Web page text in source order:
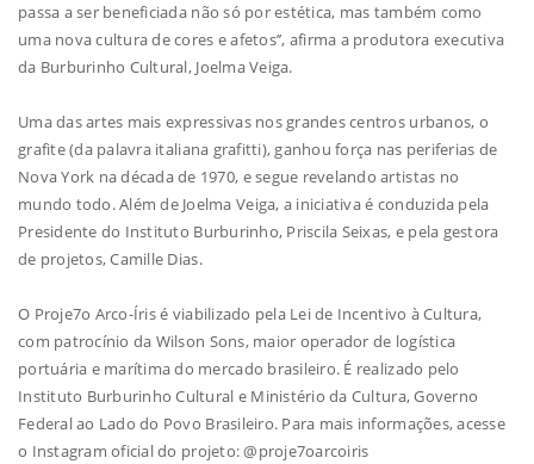
passa a ser beneficiada não só por estética, mas também como
uma nova cultura de cores e afetos’’, afirma a produtora executiva
da Burburinho Cultural, Joelma Veiga.
Uma das artes mais expressivas nos grandes centros urbanos, o
grafite (da palavra italiana grafitti), ganhou força nas periferias de
Nova York na década de 1970, e segue revelando artistas no
mundo todo. Além de Joelma Veiga, a iniciativa é conduzida pela
Presidente do Instituto Burburinho, Priscila Seixas, e pela gestora
de projetos, Camille Dias.
O Proje7o Arco-Íris é viabilizado pela Lei de Incentivo à Cultura,
com patrocínio da Wilson Sons, maior operador de logística
portuária e marítima do mercado brasileiro. É realizado pelo
Instituto Burburinho Cultural e Ministério da Cultura, Governo
Federal ao Lado do Povo Brasileiro. Para mais informações, acesse
o Instagram oficial do projeto: @proje7oarcoiris